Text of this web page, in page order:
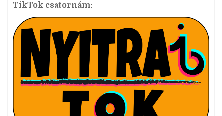
TikTok csatornám: